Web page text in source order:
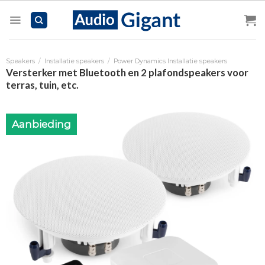
Speakers / Installatie speakers / Power Dynamics Installatie speakers
Versterker met Bluetooth en 2 plafondspeakers voor
terras, tuin, etc.
Aanbieding